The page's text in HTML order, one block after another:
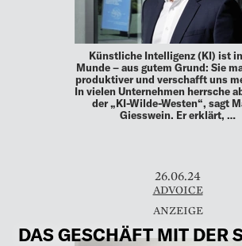
Künstliche Intelligenz (KI) ist
Munde – aus gutem Grund: Sie
produktiver und verschafft uns
In vielen Unternehmen herrsche
der „KI-Wilde-Westen“, sagt
Giesswein. Er erklärt, …
26.06.24
ADVOICE
DAS GESCHÄFT MIT DER